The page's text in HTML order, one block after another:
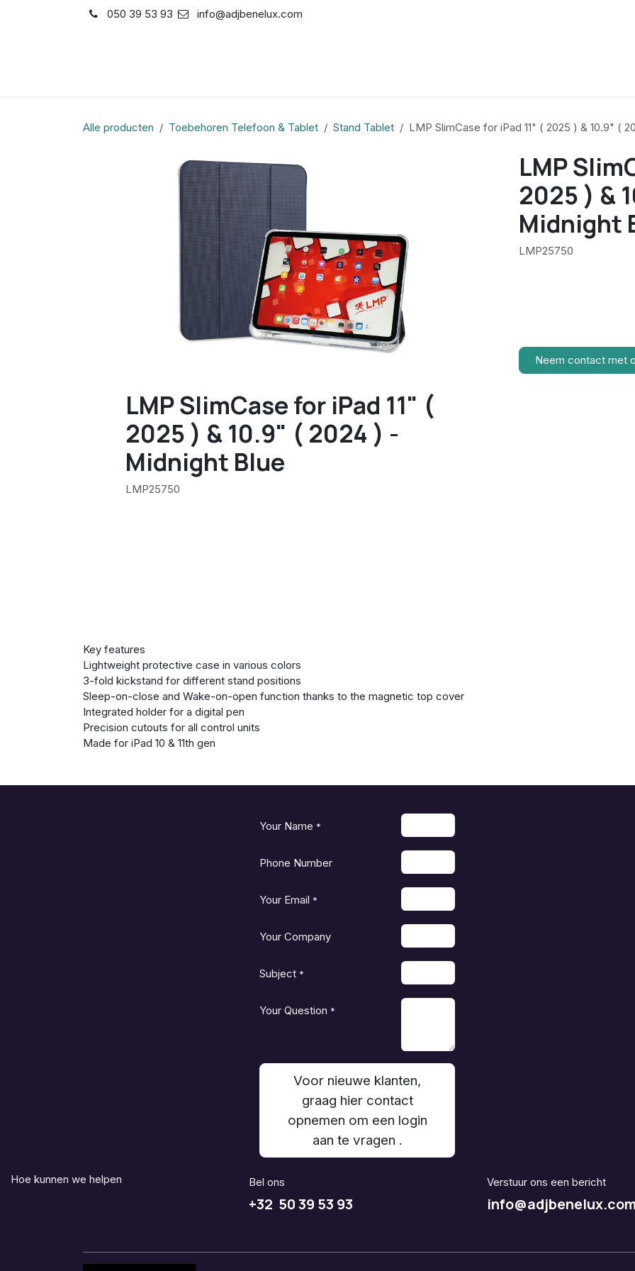
Overslaan naar inhoud
050 39 53 93 info@adjbenelux.com
Alle producten Toebehoren Telefoon & Tablet Stand Tablet LMP SlimCase for iPad 11" ( 2025 ) & 10.9" (
LMP
2025 ) &
Midnight
LMP25750
Neem contact met
LMP SlimCase for iPad 11" (
2025 ) & 10.9" ( 2024 ) -
Midnight Blue
LMP25750
Key features
Lightweight protective case in various colors
3-fold kickstand for different stand positions
Sleep-on-close and Wake-on-open function thanks to the magnetic top cover
Integrated holder for a digital pen
Precision cutouts for all control units
Made for iPad 10 & 11th gen
Hoe kunnen we helpen
Your Name *
Phone Number
Your Email *
Your Company
Subject *
Your Question *
Voor nieuwe klanten,
graag hier contact
opnemen om een login
aan te vragen .
Bel ons
+32 50 39 53 93
Verstuur ons een bericht
info@adjbenelux.com